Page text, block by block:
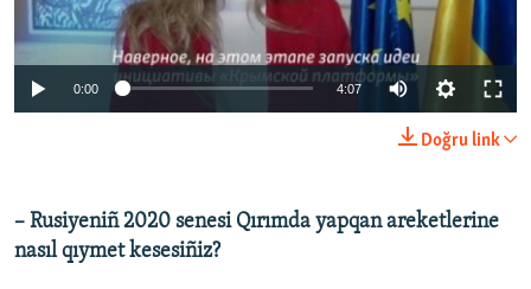
480p
720p
0:00 4:07 Auto
240p
480p
Doğru link
– Rusiyeniñ 2020 senesi Qırımda yapqan areketlerine
nasıl qıymet kesesiñiz?